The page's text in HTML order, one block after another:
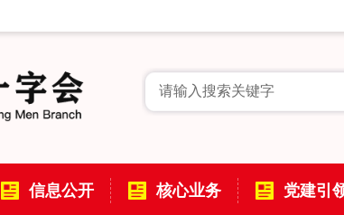
信息公开 核心业务 党建引